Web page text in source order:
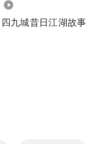
四九城昔日江湖故事